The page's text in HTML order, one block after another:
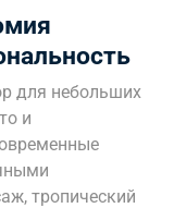
для небольших
и
тропический